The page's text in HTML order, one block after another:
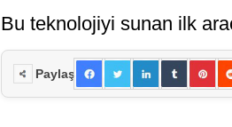
Bu teknolojiyi sunan ilk
Paylaş